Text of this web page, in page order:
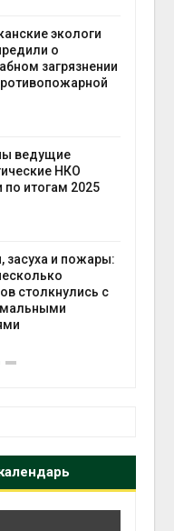
экологи
о
загрязнении
ведущие
НКО
по итогам 2025
засуха и пожары:
столкнулись с